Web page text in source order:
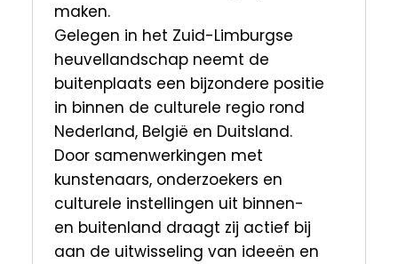
maken.
Gelegen in het Zuid-Limburgse
heuvellandschap neemt de
buitenplaats een bijzondere positie
in binnen de culturele regio rond
Nederland, België en Duitsland.
Door samenwerkingen met
kunstenaars, onderzoekers en
culturele instellingen uit binnen-
en buitenland draagt zij actief bij
aan de uitwisseling van ideeën en